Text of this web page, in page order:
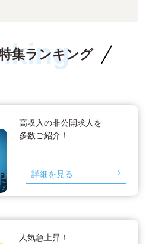
集ランキング
高収入の非公開求人を
多数ご紹介！
詳細を見る
人気急上昇！